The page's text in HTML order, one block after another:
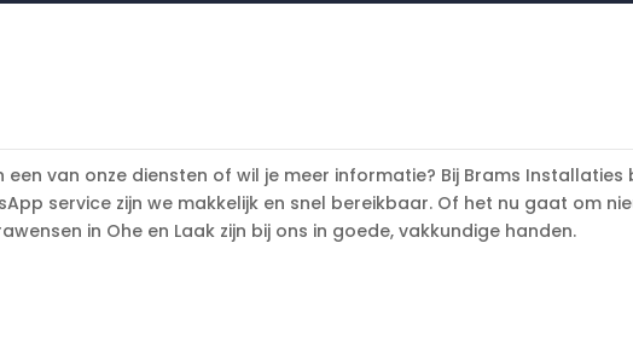
een van onze diensten of wil je meer informatie? Bij Brams
service zijn we makkelijk en snel bereikbaar. Of het nu gaat om
in Ohe en Laak zijn bij ons in goede, vakkundige handen.